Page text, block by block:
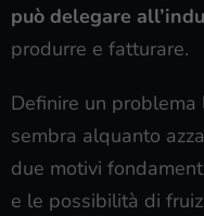
può delegare
produrre e fatturare.
Definire un problema
sembra alquanto
due motivi
e le possibilità di